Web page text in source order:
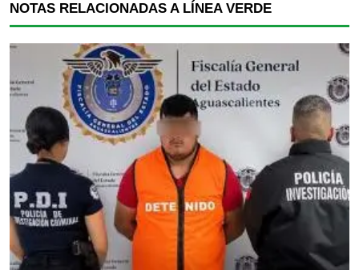
NOTAS RELACIONADAS A LÍNEA VERDE